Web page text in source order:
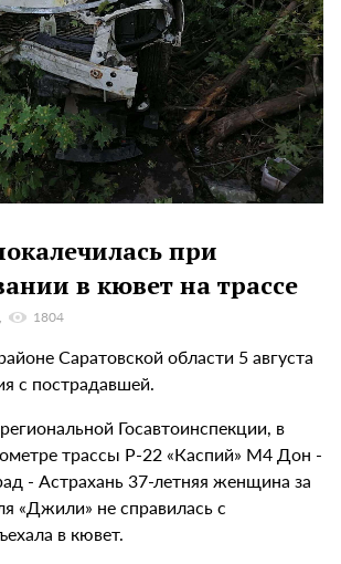
при
в кювет на трассе
1804
Саратовской области 5 августа
с пострадавшей.
Госавтоинспекции, в
трассы Р-22 «Каспий» М4 Дон -
- Астрахань 37-летняя женщина за
«Джили» не справилась с
в кювет.